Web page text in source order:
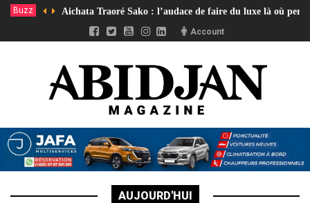
Buzz Aichata Traoré Sako : l’audace de faire du luxe là où
Account
AUJOURD'HUI